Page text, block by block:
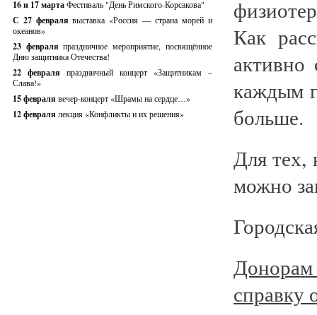
16 и 17 мартаФестиваль "День Римского-Корсакова"
С 27 февралявыставка «Россия — страна морей и
океанов»
23 февраляпраздничное мероприятие, посвящённое
Дню защитника Отечества!
22 февраля праздничный концерт «Защитникам –
Слава!»
15 февраля вечер-концерт «Шрамы на сердце…»
12 февраля лекция «Конфликты и их решения»
Как
активно
каждым
больше.
Для тех,
можно
справку